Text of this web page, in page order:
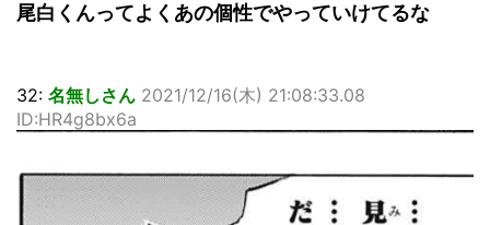
尾白くんってよくあの個性でやっていけてるな
32: 名無しさん 2021/12/16(木) 21:08:33.08
ID:HR4g8bx6a